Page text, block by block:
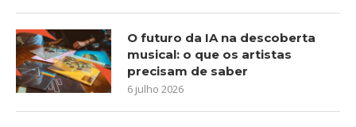
O futuro da IA na descoberta
musical: o que os artistas
precisam de saber
6 julho 2026